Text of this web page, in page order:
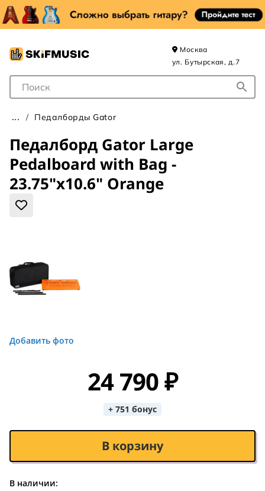
Поле для Поиска
Москва
ул. Бутырская, д.7
Педалборды Gator
Педалборд Gator Large
Pedalboard with Bag -
23.75"x10.6" Orange
Добавить фото
24 790 ₽
+ 751 бонус
В корзину
В наличии: